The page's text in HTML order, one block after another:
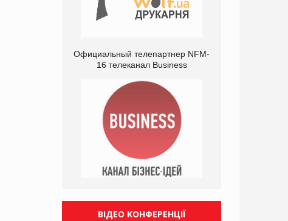
Официальный телепартнер NFM-
16 телеканал Business
ВІДЕО КОНФЕРЕНЦІЇ